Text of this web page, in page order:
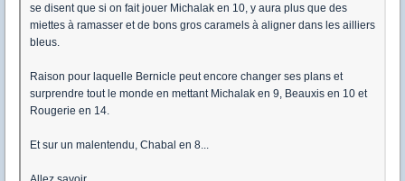
se disent que si on fait jouer Michalak en 10, y aura plus que des
miettes à ramasser et de bons gros caramels à aligner dans les ailliers
bleus.
Raison pour laquelle Bernicle peut encore changer ses plans et
surprendre tout le monde en mettant Michalak en 9, Beauxis en 10 et
Rougerie en 14.
Et sur un malentendu, Chabal en 8...